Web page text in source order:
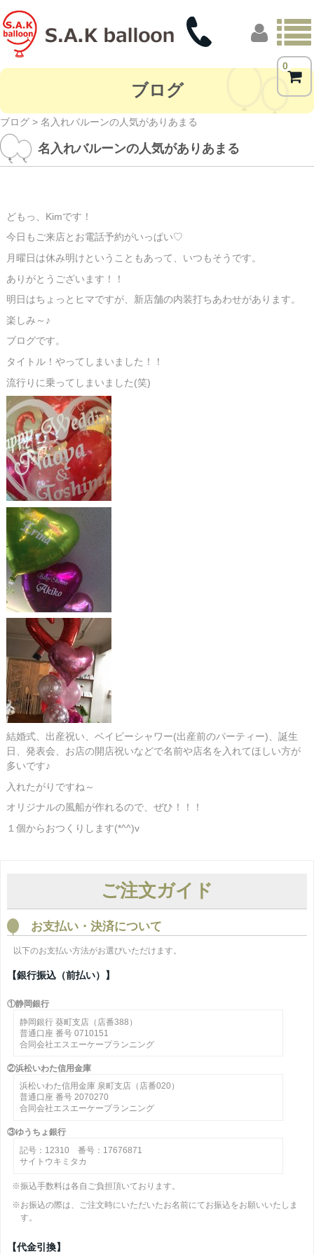
0
商品一覧
フォトギャラリー
店舗概要
ブログ
ブログ > 名入れバルーンの人気がありあまる
名入れバルーンの人気がありあまる
どもっ、Kimです！
今日もご来店とお電話予約がいっぱい♡
月曜日は休み明けということもあって、いつもそうです。
ありがとうございます！！
明日はちょっとヒマですが、新店舗の内装打ちあわせがあります。
楽しみ～♪
ブログです。
タイトル！やってしまいました！！
流行りに乗ってしまいました(笑)
結婚式、出産祝い、ベイビーシャワー(出産前のパーティー)、誕生
日、発表会、お店の開店祝いなどで名前や店名を入れてほしい方が
多いです♪
入れたがりですね～
オリジナルの風船が作れるので、ぜひ！！！
１個からおつくりします(*^^)v
ご注文ガイド
お支払い・決済について
以下のお支払い方法がお選びいただけます。
【銀行振込（前払い）】
①静岡銀行
静岡銀行 葵町支店（店番388）
普通口座 番号 0710151
合同会社エスエーケープランニング
②浜松いわた信用金庫
浜松いわた信用金庫 泉町支店（店番020）
普通口座 番号 2070270
合同会社エスエーケープランニング
③ゆうちょ銀行
記号：12310 番号：17676871
サイトウキミタカ
※振込手数料は各自ご負担頂いております。
※お振込の際は、ご注文時にいただいたお名前にてお振込をお願いいたしま
す。
【代金引換】